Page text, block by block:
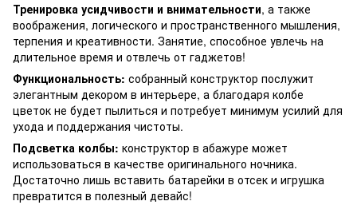
Тренировка усидчивости и внимательности, а также
воображения, логического и пространственного мышления,
терпения и креативности. Занятие, способное увлечь на
длительное время и отвлечь от гаджетов!
Функциональность: собранный конструктор послужит
элегантным декором в интерьере, а благодаря колбе
цветок не будет пылиться и потребует минимум усилий для
ухода и поддержания чистоты.
Подсветка колбы: конструктор в абажуре может
использоваться в качестве оригинального ночника.
Достаточно лишь вставить батарейки в отсек и игрушка
превратится в полезный девайс!